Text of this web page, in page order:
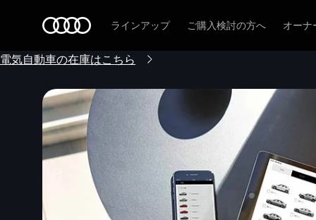
ラインアップ ご購入検討の方へ オーナ
電気自動車の在庫はこちら